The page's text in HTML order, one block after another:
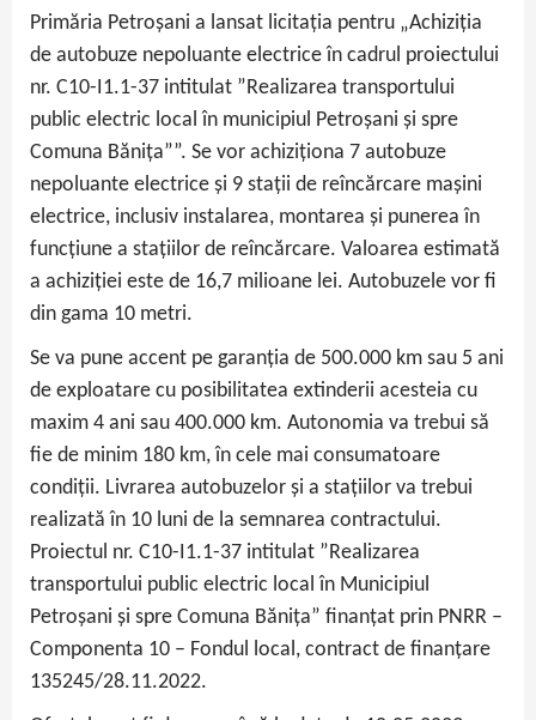
Primăria Petroșani a lansat licitația pentru „Achiziția
de autobuze nepoluante electrice în cadrul proiectului
nr. C10-I1.1-37 intitulat ”Realizarea transportului
public electric local în municipiul Petroșani și spre
Comuna Bănița””. Se vor achiziționa 7 autobuze
nepoluante electrice și 9 stații de reîncărcare mașini
electrice, inclusiv instalarea, montarea și punerea în
funcțiune a stațiilor de reîncărcare. Valoarea estimată
a achiziției este de 16,7 milioane lei. Autobuzele vor fi
din gama 10 metri.
Se va pune accent pe garanția de 500.000 km sau 5 ani
de exploatare cu posibilitatea extinderii acesteia cu
maxim 4 ani sau 400.000 km. Autonomia va trebui să
fie de minim 180 km, în cele mai consumatoare
condiții. Livrarea autobuzelor și a stațiilor va trebui
realizată în 10 luni de la semnarea contractului.
Proiectul nr. C10-I1.1-37 intitulat ”Realizarea
transportului public electric local în Municipiul
Petroșani și spre Comuna Bănița” finanțat prin PNRR –
Componenta 10 – Fondul local, contract de finanțare
135245/28.11.2022.